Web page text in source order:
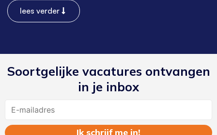
lees verder
Soortgelijke vacatures ontvangen
in je inbox